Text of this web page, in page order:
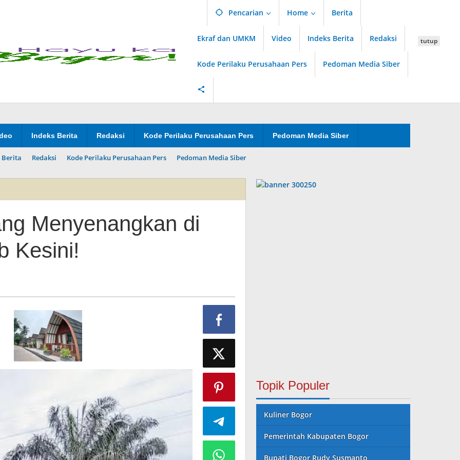
Pencarian Home Berita
Ekraf dan UMKM Video Indeks Berita Redaksi
Kode Perilaku Perusahaan Pers Pedoman Media Siber
Indeks Berita Redaksi Kode Perilaku Perusahaan Pers Pedoman Media Siber
Berita Redaksi Kode Perilaku Perusahaan Pers Pedoman Media Siber
tutup
Menyenangkan di
Kesini!
Topik Populer
Kuliner Bogor
Pemerintah Kabupaten Bogor
Bupati Bogor Rudy Susmanto